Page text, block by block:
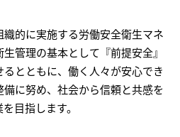
的に実施する労働安全衛生マネ
管理の基本として『前提安全』
とともに、働く人々が安心でき
に努め、社会から信頼と共感を
目指します。